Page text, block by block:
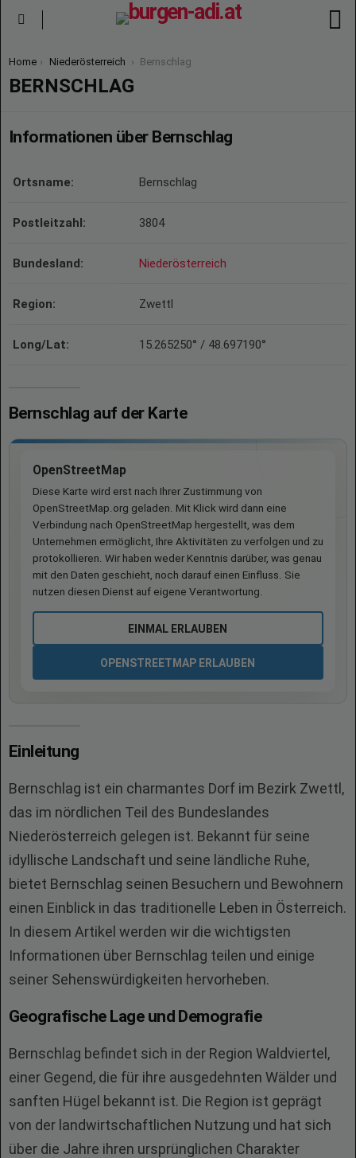
You are here:
Home Niederösterreich Bernschlag
BERNSCHLAG
Informationen über Bernschlag
Ortsname: Bernschlag
Postleitzahl: 3804
Bundesland: Niederösterreich
Region: Zwettl
Long/Lat: 15.265250° / 48.697190°
Bernschlag auf der Karte
OpenStreetMap
Diese Karte wird erst nach Ihrer Zustimmung von
OpenStreetMap.org geladen. Mit Klick wird dann eine
Verbindung nach OpenStreetMap hergestellt, was dem
Unternehmen ermöglicht, Ihre Aktivitäten zu verfolgen und zu
protokollieren. Wir haben weder Kenntnis darüber, was genau
mit den Daten geschieht, noch darauf einen Einfluss. Sie
nutzen diesen Dienst auf eigene Verantwortung.
EINMAL ERLAUBEN
OPENSTREETMAP ERLAUBEN
Einleitung
Bernschlag ist ein charmantes Dorf im Bezirk Zwettl,
das im nördlichen Teil des Bundeslandes
Niederösterreich gelegen ist. Bekannt für seine
idyllische Landschaft und seine ländliche Ruhe,
bietet Bernschlag seinen Besuchern und Bewohnern
einen Einblick in das traditionelle Leben in Österreich.
In diesem Artikel werden wir die wichtigsten
Informationen über Bernschlag teilen und einige
seiner Sehenswürdigkeiten hervorheben.
Geografische Lage und Demografie
Bernschlag befindet sich in der Region Waldviertel,
einer Gegend, die für ihre ausgedehnten Wälder und
sanften Hügel bekannt ist. Die Region ist geprägt
von der landwirtschaftlichen Nutzung und hat sich
über die Jahre ihren ursprünglichen Charakter